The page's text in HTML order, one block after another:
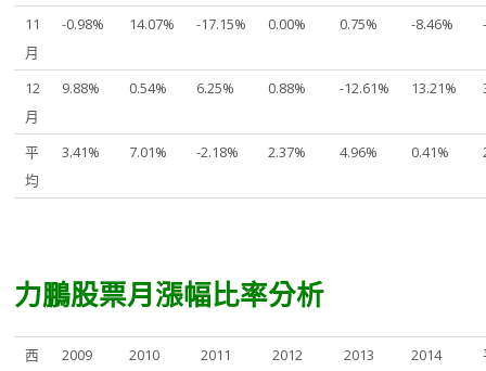
11
月
-0.98% 14.07% -17.15% 0.00% 0.75% -8.46%
12
月
9.88% 0.54% 6.25% 0.88% -12.61% 13.21%
平
均
3.41% 7.01% -2.18% 2.37% 4.96% 0.41%
力鵬股票月漲幅比率分析
西
2009 2010 2011 2012 2013 2014